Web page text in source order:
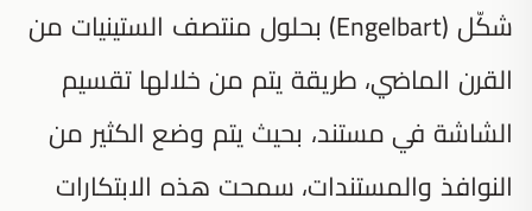
شكّل (Engelbart) بحلول منتصف الستينيات من
القرن الماضي، طريقة يتم من خلالها تقسيم
الشاشة في مستند، بحيث يتم وضع الكثير من
النوافذ والمستندات، سمحت هذه الابتكارات